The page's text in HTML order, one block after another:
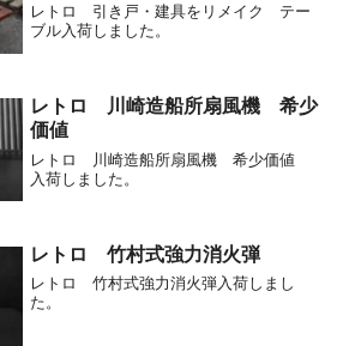
レトロ 引き戸・建具をリメイク テー
ブル入荷しました。
レトロ 川崎造船所扇風機 希少
価値
レトロ 川崎造船所扇風機 希少価値
入荷しました。
レトロ 竹村式強力消火弾
レトロ 竹村式強力消火弾入荷しまし
た。